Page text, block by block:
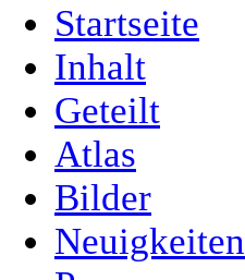
Startseite
Inhalt
Geteilt
Atlas
Bilder
Neuigkeiten